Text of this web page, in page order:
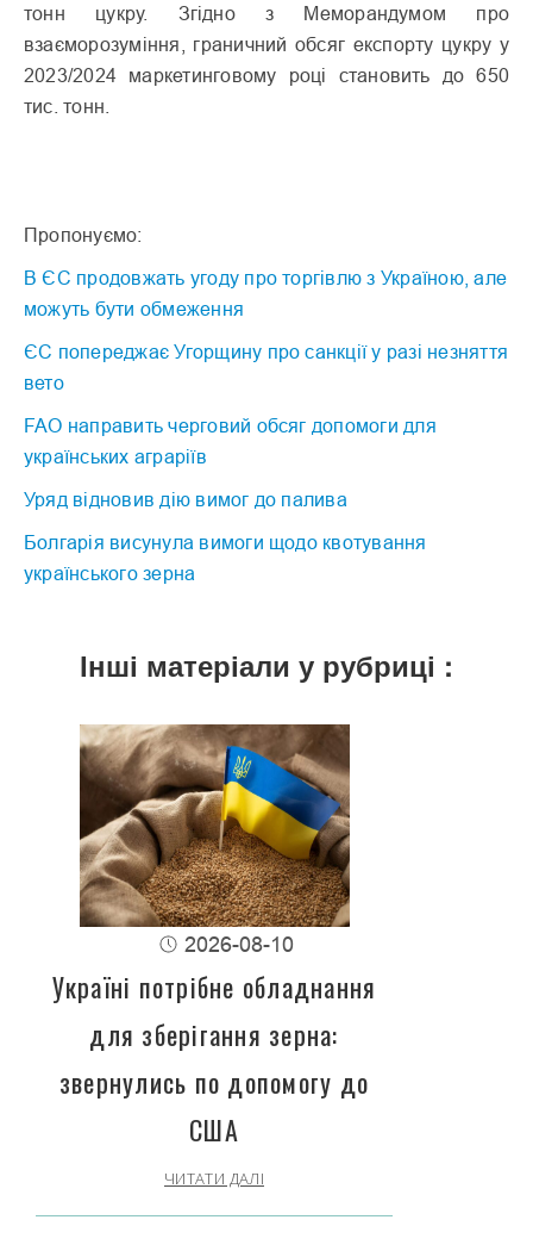
тонн цукру. Згідно з Меморандумом про
взаєморозуміння, граничний обсяг експорту цукру у
2023/2024 маркетинговому році становить до 650
тис. тонн.
Пропонуємо:
В ЄС продовжать угоду про торгівлю з Україною, але
можуть бути обмеження
ЄС попереджає Угорщину про санкції у разі незняття
вето
FAO направить черговий обсяг допомоги для
українських аграріїв
Уряд відновив дію вимог до палива
Болгарія висунула вимоги щодо квотування
українського зерна
Інші матеріали у рубриці :
2026-08-10
Україні потрібне обладнання
для зберігання зерна:
звернулись по допомогу до
США
ЧИТАТИ ДАЛІ